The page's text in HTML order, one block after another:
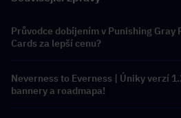
Průvodce dobíjením v Punishing Gray
Cards za lepší cenu?
Neverness to Everness | Úniky verzí
bannery a roadmapa!